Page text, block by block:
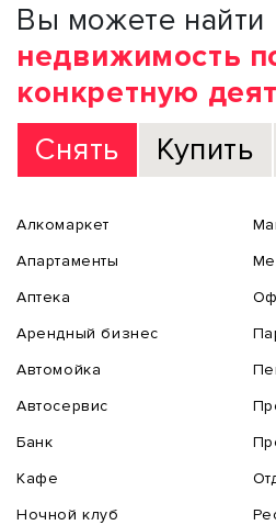
Вы можете найти
недвижимость
конкретную
Снять
Купить
Алкомаркет
Апартаменты
Аптека
Арендный бизнес
Автомойка
Автосервис
Банк
Кафе
Ночной клуб